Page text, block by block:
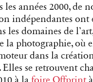
années 2000, de
indépendantes ont
les domaines de
la photographie, où
dans la
se retrouvent